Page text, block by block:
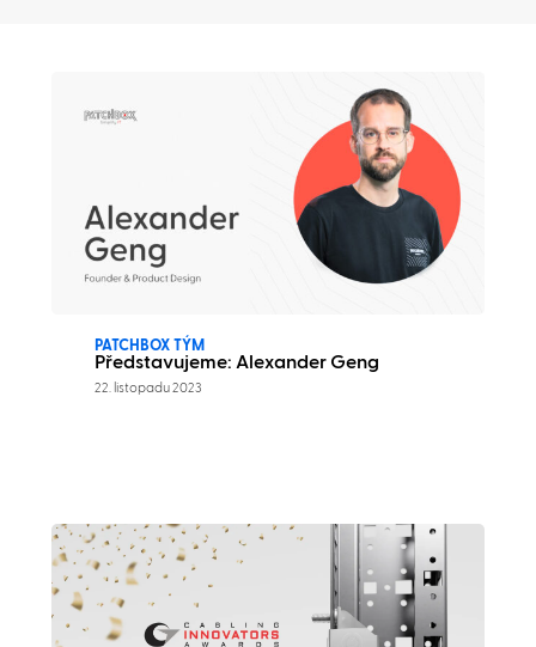
PATCHBOX TÝM
Představujeme: Alexander Geng
22. listopadu 2023